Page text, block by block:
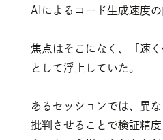
AIによるコード生成速度
焦点はそこになく、「速
として浮上していた。
あるセッションでは、異
批判させることで検証精